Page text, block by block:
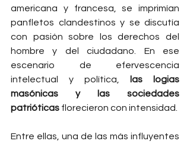
americana y francesa, se imprimían
panfletos clandestinos y se discutía
con pasión sobre los derechos del
hombre y del ciudadano. En ese
escenario de efervescencia
intelectual y política,
las logias
masónicas y las sociedades
patrióticas florecieron con intensidad.
Entre ellas, una de las más influyentes